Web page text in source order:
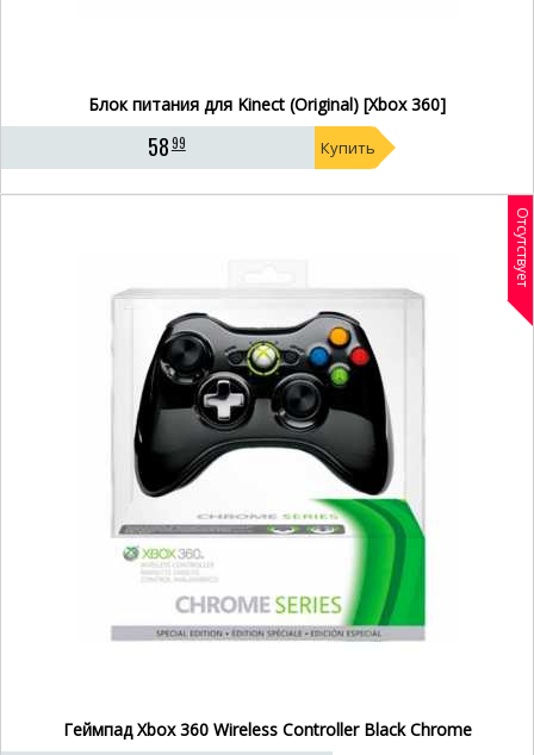
Блок питания для Kinect (Original) [Xbox 360]
5899 Купить
Отсутствует
Геймпад Xbox 360 Wireless Controller Black Chrome